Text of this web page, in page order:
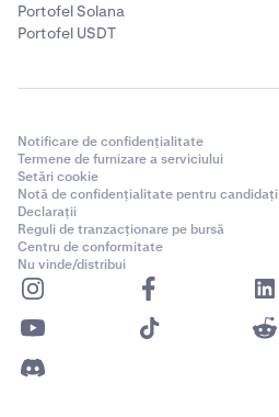
Portofel Solana
Portofel USDT
Notificare de confidențialitate
Termene de furnizare a serviciului
Setări cookie
Notă de confidențialitate pentru candidați
Declarații
Reguli de tranzacționare pe bursă
Centru de conformitate
Nu vinde/distribui